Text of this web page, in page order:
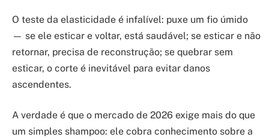
O teste da elasticidade é infalível: puxe um fio úmido
— se ele esticar e voltar, está saudável; se esticar e não
retornar, precisa de reconstrução; se quebrar sem
esticar, o corte é inevitável para evitar danos
ascendentes.
A verdade é que o mercado de 2026 exige mais do que
um simples shampoo: ele cobra conhecimento sobre a